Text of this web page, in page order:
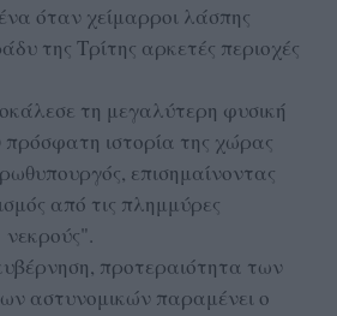
όταν χείμαρροι λάσπης
της Τρίτης αρκετές περιοχές
τη μεγαλύτερη φυσική
ιστορία της χώρας
επισημαίνοντας
από τις πλημμύρες
νεκρούς".
προτεραιότητα των
αστυνομικών παραμένει ο